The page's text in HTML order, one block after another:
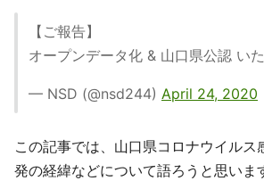
【ご報告】
オープンデータ化 & 山口県公認 い
— NSD (@nsd244) April 24, 2020
この記事では、山口県コロナウイルス
発の経緯などについて語ろうと思いま